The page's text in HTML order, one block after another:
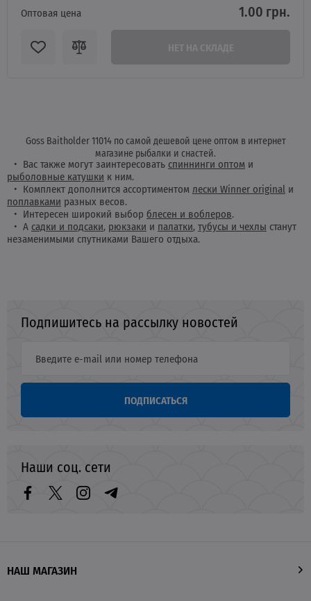
Оптовая цена 1.00 грн.
Goss Baitholder 11014 по самой дешевой цене оптом в интернет
магазине рыбалки и снастей.
Вас также могут заинтересовать спиннинги оптом и
рыболовные катушки к ним.
Комплект дополнится ассортиментомлески Winner original и
поплавками разных весов.
Интересен широкий выбор блесен и воблеров.
А садки и подсаки, рюкзаки и палатки,тубусы и чехлы станут
незаменимыми спутниками Вашего отдыха.
Подпишитесь на рассылку новостей
ПОДПИСАТЬСЯ
Наши соц. сети
НАШ МАГАЗИН